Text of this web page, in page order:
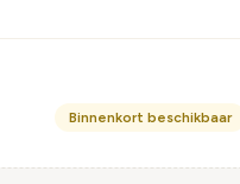
Binnenkort beschikbaar